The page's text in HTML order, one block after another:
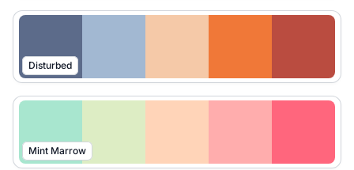
Disturbed
Mint Marrow